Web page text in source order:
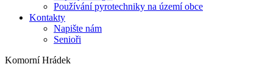
Používání pyrotechniky na území obce
Kontakty
Napište nám
Senioři
Komorní Hrádek